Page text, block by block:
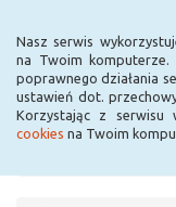
Nasz serwis
na Twoim komputerze.
poprawnego działania
ustawień dot.
Korzystając z serwisu
cookies na Twoim